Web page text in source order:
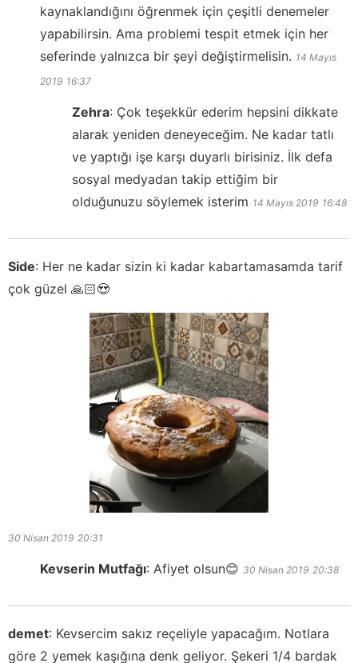
kaynaklandığını öğrenmek için çeşitli denemeler
yapabilirsin. Ama problemi tespit etmek için her
seferinde yalnızca bir şeyi değiştirmelisin. 14 Mayıs
2019 16:37
Zehra: Çok teşekkür ederim hepsini dikkate
alarak yeniden deneyeceğim. Ne kadar tatlı
ve yaptığı işe karşı duyarlı birisiniz. İlk defa
sosyal medyadan takip ettiğim bir
olduğunuzu söylemek isterim 14 Mayıs 2019 16:48
Side: Her ne kadar sizin ki kadar kabartamasamda tarif
çok güzel 🙏🏻😍
30 Nisan 2019 20:31
Kevserin Mutfağı: Afiyet olsun😊 30 Nisan 2019 20:38
demet: Kevsercim sakız reçeliyle yapacağım. Notlara
göre 2 yemek kaşığına denk geliyor. Şekeri 1/4 bardak